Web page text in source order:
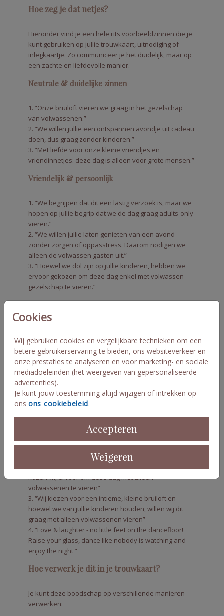
Cookies
Wij gebruiken cookies en vergelijkbare technieken om een
betere gebruikerservaring te bieden, ons websiteverkeer en
onze prestaties te analyseren en voor marketing- en sociale
mediadoeleinden (het weergeven van gepersonaliseerde
advertenties).
Je kunt jouw toestemming altijd wijzigen of intrekken op
ons ons cookiebeleid.
Accepteren
Weigeren
Hoe zeg je dat netjes?
Hieronder vind je een hele rits voorbeeldzinnen die je
kunt gebruiken op jullie trouwkaart, uitnodiging of
inlegkaartje. Zo communiceer je het duidelijk, maar op
een zachte en liefdevolle manier.
Neutrale & duidelijke zinnen
1. “Onze bruiloft vieren we graag in het gezelschap
van volwassenen.”
2. “We willen jullie een ontspannen avondje uit cadeau
doen, dus graag zonder kinderen.”
3. “Met liefde voor onze kleine vriendjes en
vriendinnetjes: deze dag is alleen voor grote mensen.”
Vriendelijk & persoonlijk
1. “We begrijpen dat dit een lastig verzoek is, maar we
hopen op jullie begrip dat we de dag graag adults-only
vieren.”
2. “We willen jullie laten genieten van een avond
zonder zorgen of oppasstress. Daarom nodigen we
alleen de volwassen gasten uit.”
3. “Hoewel we dol zijn op jullie kinderen, hebben we
ervoor gekozen om deze dag enkel met volwassen
gezelschap te vieren.”
we deze dag graag in gezelschap van volwassen
gasten.”
2. “Wil je laten weten of je erbij bent? We hebben deze
dag alleen voor volwassenen gepland.”
3. “Deze uitnodiging is speciaal bedoeld voor jullie: een
romantisch avondje zonder kids.”
1. “ Hoe leuk we het ook vinden om jullie kinderen te
zien spelen, deze dag willen wij graag alleen met
2. “Om zorgeloos van onze dag te laten genieten,
kozen wij ervoor om deze dag met alleen
volwassenen te vieren”
3. “Wij kiezen voor een intieme, kleine bruiloft en
hoewel we van jullie kinderen houden, willen wij dit
graag met alleen volwassenen vieren”
4. “Love & laughter - no little feet on the dancefloor!
Raise your glass, dance like nobody is watching and
enjoy the night ”
Hoe verwerk je dit in je trouwkaart?
Je kunt deze boodschap op verschillende manieren
verwerken: